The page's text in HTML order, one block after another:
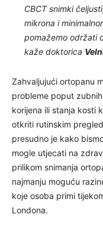
CBCT snimki
mikrona i
pomažemo održati
kaže doktorica
Zahvaljujući ortopanu
probleme poput
korijena ili stanja kosti
otkriti rutinskim
presudno je kako
mogle utjecati na
prilikom snimanja
najmanju moguću
koje osoba primi
Londona.